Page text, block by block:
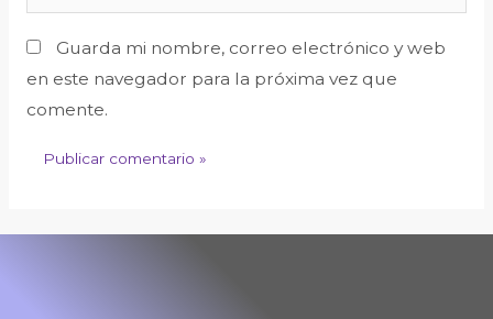
Guarda mi nombre, correo electrónico y web
en este navegador para la próxima vez que
comente.